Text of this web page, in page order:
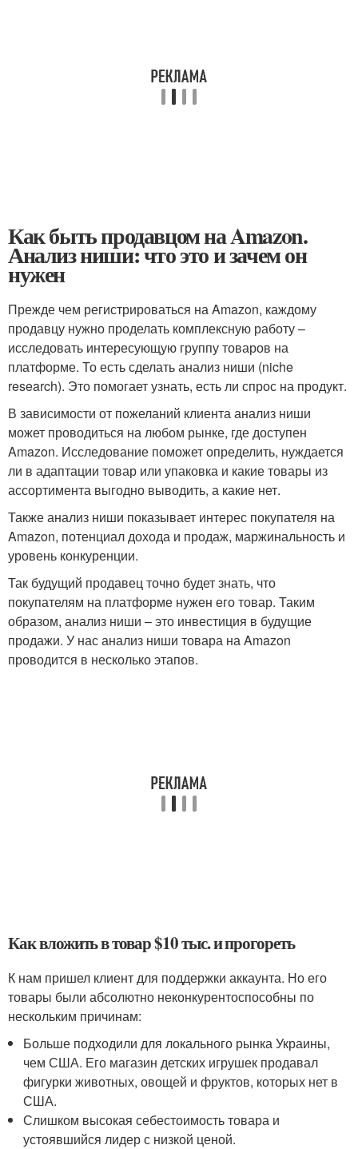
Как быть продавцом на Amazon.
Анализ ниши: что это и зачем он
нужен
Прежде чем регистрироваться на Amazon, каждому
продавцу нужно проделать комплексную работу –
исследовать интересующую группу товаров на
платформе. То есть сделать анализ ниши (niche
research). Это помогает узнать, есть ли спрос на продукт.
В зависимости от пожеланий клиента анализ ниши
может проводиться на любом рынке, где доступен
Amazon. Исследование поможет определить, нуждается
ли в адаптации товар или упаковка и какие товары из
ассортимента выгодно выводить, а какие нет.
Также анализ ниши показывает интерес покупателя на
Amazon, потенциал дохода и продаж, маржинальность и
уровень конкуренции.
Так будущий продавец точно будет знать, что
покупателям на платформе нужен его товар. Таким
образом, анализ ниши – это инвестиция в будущие
продажи. У нас анализ ниши товара на Amazon
проводится в несколько этапов.
Как вложить в товар $10 тыс. и прогореть
К нам пришел клиент для поддержки аккаунта. Но его
товары были абсолютно неконкурентоспособны по
нескольким причинам:
Больше подходили для локального рынка Украины,
чем США. Его магазин детских игрушек продавал
фигурки животных, овощей и фруктов, которых нет в
США.
Слишком высокая себестоимость товара и
устоявшийся лидер с низкой ценой.